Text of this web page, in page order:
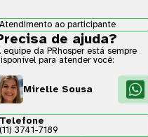
Atendimento ao participante
de ajuda?
equipe da PRhosper está sempre
para atender você:
Mirelle Sousa 
Telefone
(11) 3741-7189